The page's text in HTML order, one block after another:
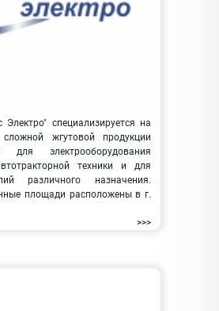
специализируется на
сложной жгутовой продукции
электрооборудования
техники и для
различного назначения.
площади расположены в г.
>>>